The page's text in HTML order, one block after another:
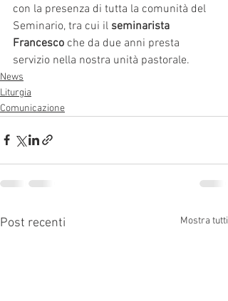
con la presenza di tutta la comunità del
Seminario, tra cui il seminarista
Francesco che da due anni presta
servizio nella nostra unità pastorale.
News
Liturgia
Comunicazione
Post recenti Mostra tutti